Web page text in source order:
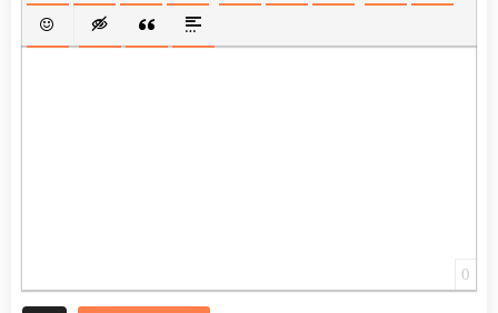
ПОЛУЖИРНЫЙ
КУРСИВПОДЧЕРКНУТЫЙ
ЗАЧЕРКНУТЫЙВЫРАВНИВАНИЕ
НУМЕРОВАННЫЙ СПИСОК
МАРКИРОВАННЫЙ
ВСТАВИТЬ
ВСТАВИТЬ СМАЙЛИК
ВСТАВКА СКРЫТОГО ТЕКСТА
ВСТАВКА ЦИТАТЫ
ВСТАВКА СПОЙЛЕРА
0